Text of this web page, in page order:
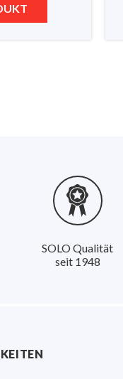
SOLO Qualität
seit 1948